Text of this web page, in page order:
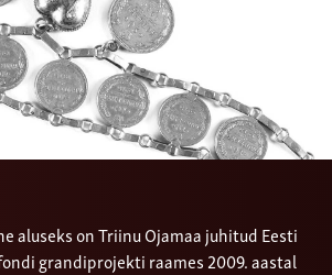
aluseks on Triinu Ojamaa juhitud Eesti
grandiprojekti raames 2009. aastal